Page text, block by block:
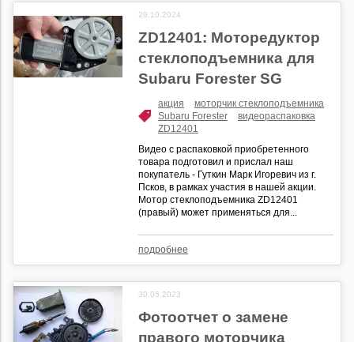
29.10.2024
ZD12401: Моторедуктор
стеклоподъемника для
Subaru Forester SG
акция
моторчик стеклоподъемника
Subaru Forester
видеораспаковка
ZD12401
Видео с распаковкой приобретенного
товара подготовил и прислал наш
покупатель - Гуткин Марк Игоревич из г.
Псков, в рамках участия в нашей акции.
Мотор стеклоподъемника ZD12401
(правый) может применяться для...
подробнее
30.05.2023
Фотоотчет о замене
правого моторчика